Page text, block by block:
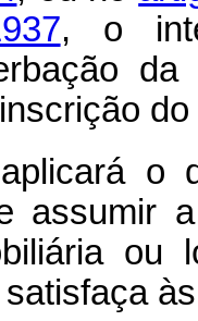
, o
o
assumir
ou